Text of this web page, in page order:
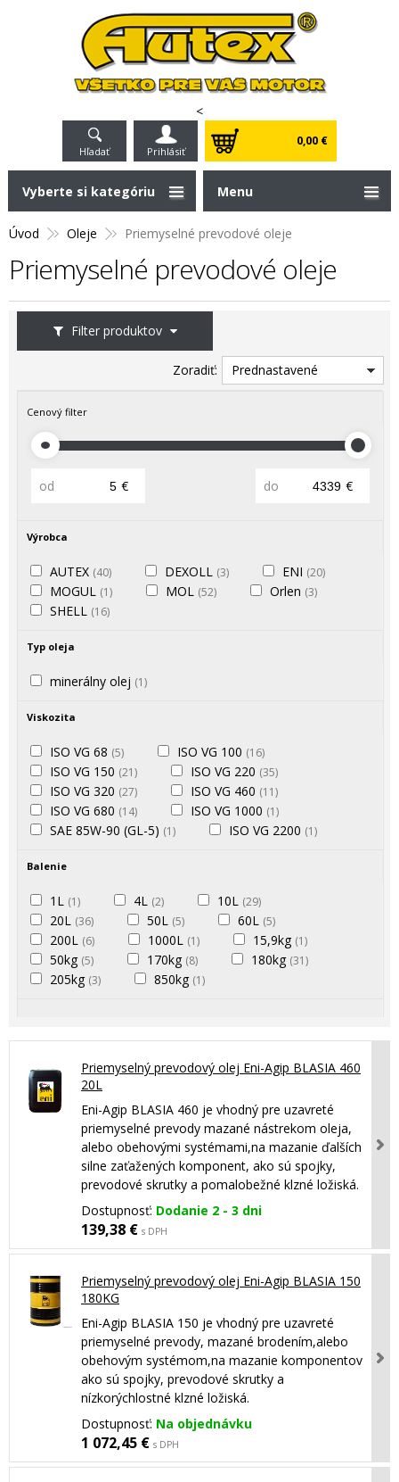
<
Hľadať Prihlásiť
0,00 €
Úvod Oleje Priemyselné prevodové oleje
Priemyselné prevodové oleje
Filter produktov
Zoradiť: Prednastavené
Cenový filter
od € do €
Výrobca
AUTEX (40) DEXOLL (3) ENI (20)
MOGUL (1) MOL (52) Orlen (3)
SHELL (16)
Typ oleja
minerálny olej (1)
Viskozita
ISO VG 68 (5) ISO VG 100 (16)
ISO VG 150 (21) ISO VG 220 (35)
ISO VG 320 (27) ISO VG 460 (11)
ISO VG 680 (14) ISO VG 1000 (1)
SAE 85W-90 (GL-5) (1) ISO VG 2200 (1)
Balenie
1L (1) 4L (2) 10L (29)
20L (36) 50L (5) 60L (5)
200L (6) 1000L (1) 15,9kg (1)
50kg (5) 170kg (8) 180kg (31)
205kg (3) 850kg (1)
Priemyselný prevodový olej Eni-Agip BLASIA 460
20L
Eni-Agip BLASIA 460 je vhodný pre uzavreté
priemyselné prevody mazané nástrekom oleja,
alebo obehovými systémami,na mazanie ďalších
silne zaťažených komponent, ako sú spojky,
prevodové skrutky a pomalobežné klzné ložiská.
Dostupnosť: Dodanie 2 - 3 dni
139,38 € s DPH
Priemyselný prevodový olej Eni-Agip BLASIA 150
180KG
Eni-Agip BLASIA 150 je vhodný pre uzavreté
priemyselné prevody, mazané brodením,alebo
obehovým systémom,na mazanie komponentov
ako sú spojky, prevodové skrutky a
nízkorýchlostné klzné ložiská.
Dostupnosť: Na objednávku
1 072,45 € s DPH
Vyberte si kategóriu Menu